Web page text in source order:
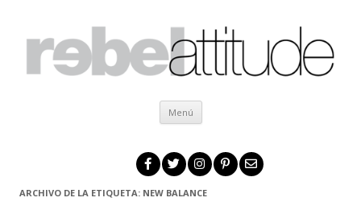
Menú Ir al contenido
ARCHIVO DE LA ETIQUETA: NEW BALANCE